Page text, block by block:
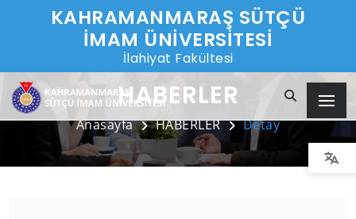
KAHRAMANMARAŞ SÜTÇÜ
İMAM ÜNİVERSİTESİ
İlahiyat Fakültesi
HABERLER
Anasayfa HABERLER Detay